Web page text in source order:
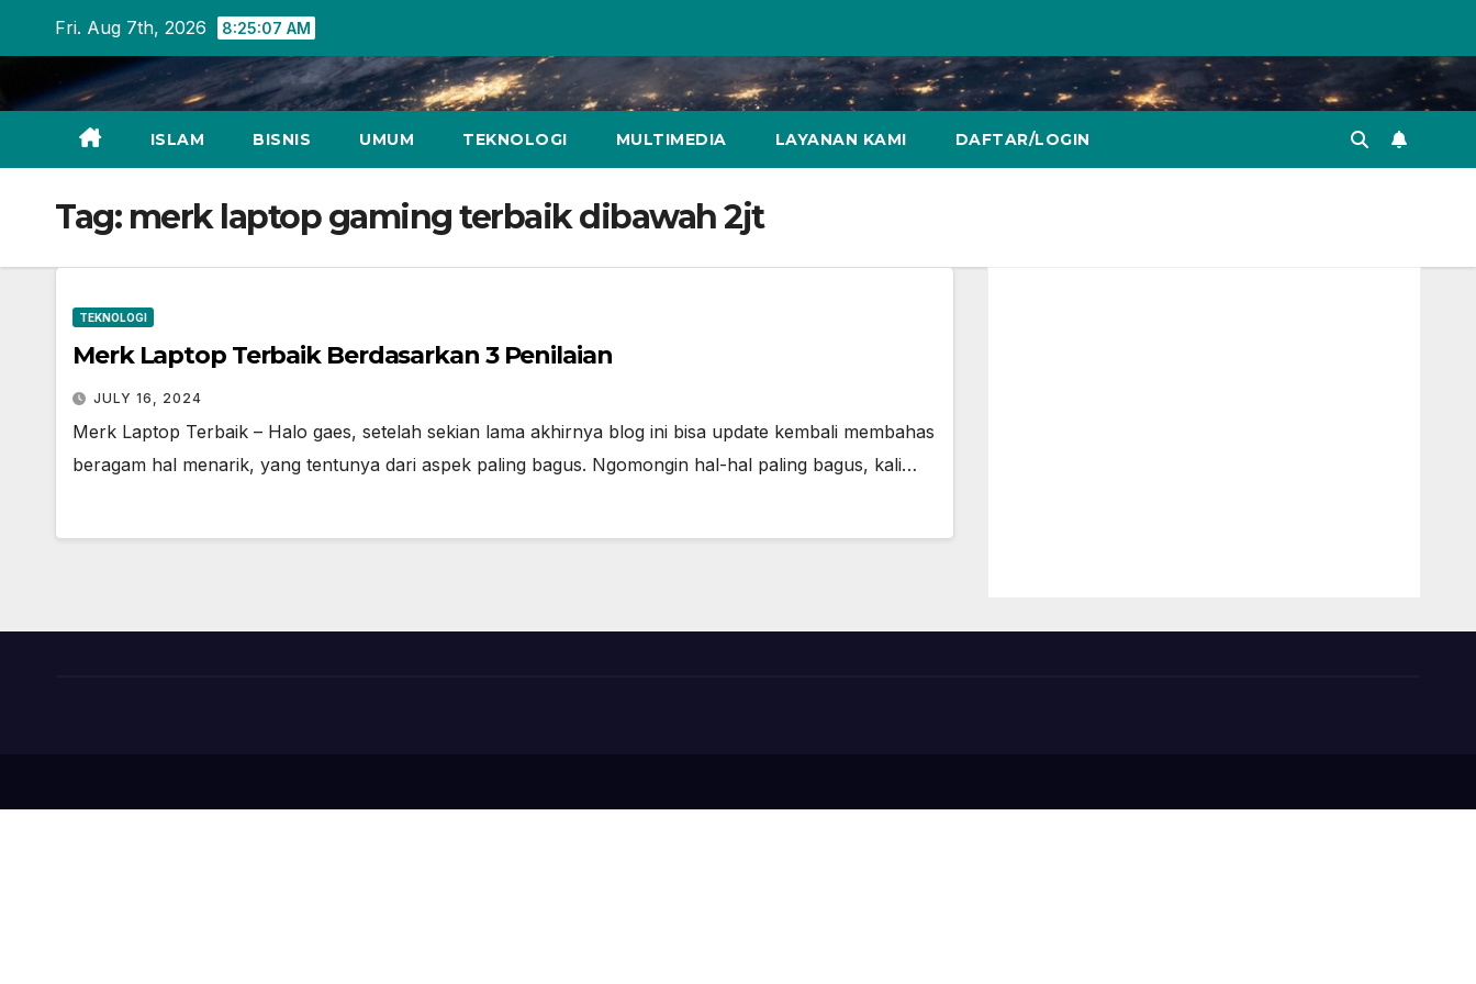
content
Fri. Aug 7th, 2026 8:25:07 AM
ISLAM BISNIS UMUM TEKNOLOGI MULTIMEDIA LAYANAN KAMI DAFTAR/LOGIN
Tag: merk laptop gaming terbaik dibawah 2jt
TEKNOLOGI
Merk Laptop Terbaik Berdasarkan 3 Penilaian
JULY 16, 2024
Merk Laptop Terbaik – Halo gaes, setelah sekian lama akhirnya blog ini bisa update kembali membahas
beragam hal menarik, yang tentunya dari aspek paling bagus. Ngomongin hal-hal paling bagus, kali…